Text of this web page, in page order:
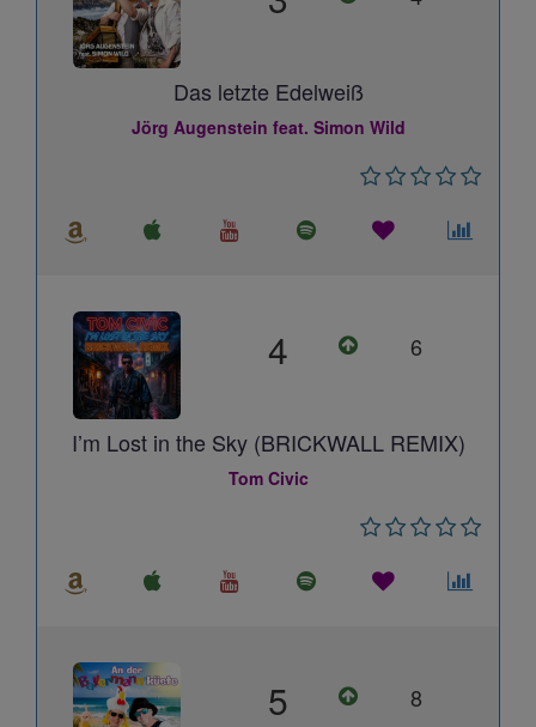
Das letzte Edelweiß
Jörg Augenstein feat. Simon Wild
4 6
I’m Lost in the Sky (BRICKWALL REMIX)
Tom Civic
5 8